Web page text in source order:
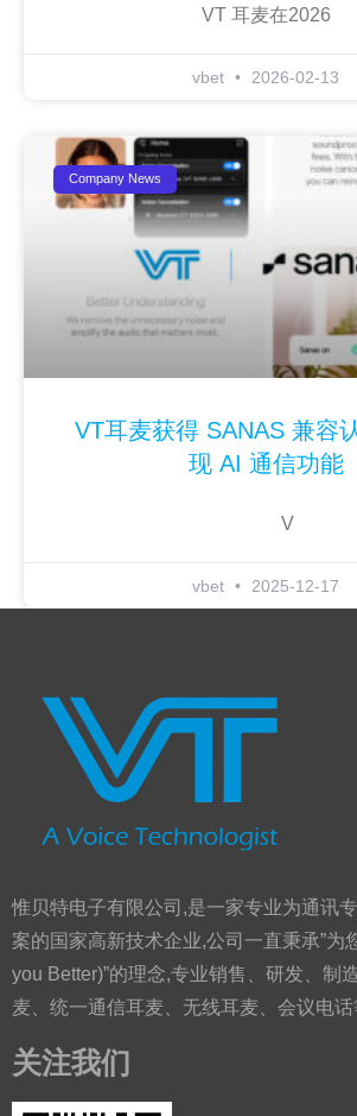
VT 耳麦在2026
vbet 2026-02-13
Company News
VT耳麦获得 SANAS 兼容
现 AI 通信功能
V
vbet 2025-12-17
惟贝特电子有限公司,是一家专业为通讯
案的国家高新技术企业,公司一直秉承”为
you Better)”的理念,专业销售、研发、制
麦、统一通信耳麦、无线耳麦、会议电话
关注我们